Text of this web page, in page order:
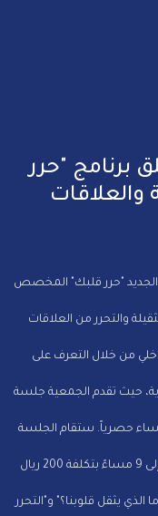
برنامج "حرر
الجديد "حرر قلبك" المخصص
والتحرر من العلاقات
من خلال التعرف على
حيث تقدم الجمعية جلسة
حصرياً. ستقام الجلسة
يوم السبت الموافق 12/ 7/ 2025 من الساعة 7 إلى 9 مساءً بتكلفة 200 ريال
يثقل قلوبنا؟" و"التحرر